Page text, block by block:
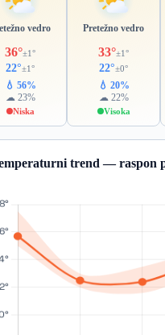
vedro
36°±1°
22°±1°
💧 56%
☁ 23%
Niska
Pretežno vedro
33°±1°
22°±0°
💧 20%
☁ 22%
Visoka
trend — raspon